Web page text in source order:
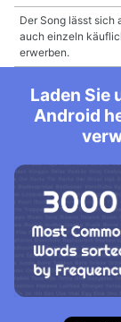
Der Song lässt sich
auch einzeln
erwerben.
Laden Sie
Android